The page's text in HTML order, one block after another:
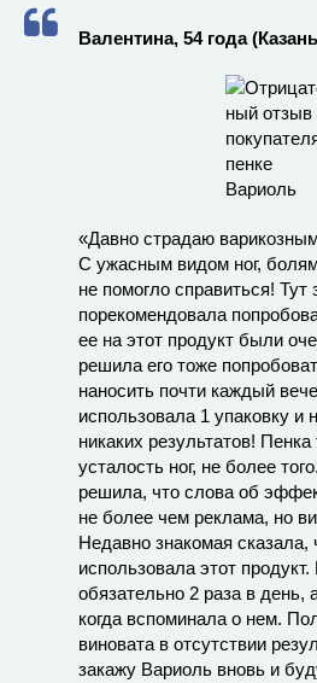
Валентина, 54 года
«Давно страдаю
С ужасным видом ног,
не помогло справиться! Тут
порекомендовала
ее на этот продукт были
решила его тоже
наносить почти каждый
использовала 1 упаковку и
никаких результатов!
усталость ног, не более
решила, что слова об
не более чем реклама, но
Недавно знакомая сказала,
использовала этот
обязательно 2 раза в день,
когда вспоминала о нем.
виновата в отсутствии
закажу Вариоль вновь и